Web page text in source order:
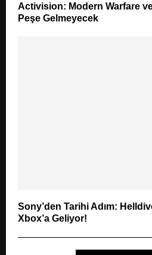
Activision: Modern Warfare
Peşe Gelmeyecek
Sony’den Tarihi Adım:
Xbox’a Geliyor!